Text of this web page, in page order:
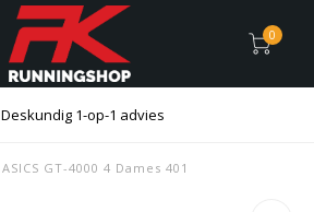
0
Deskundig 1-op-1 advies
ASICS GT-4000 4 Dames 401